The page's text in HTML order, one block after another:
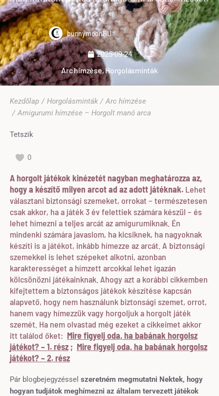
bunnymoonHU
2025-09-24
Arc hímzése,Horgolásminták
Ön itt van:
Kezdőlap Horgolásminták
Arc hímzése
Amigurumi hímzése – Horgolt manó arca
Tetszik
0
A horgolt játékok kinézetét nagyban meghatározza az,
hogy a készítő milyen arcot ad az adott játéknak. Lehet
választani biztonsági szemeket, orrokat – természetesen
csak akkor, ha a játék 3 év felettiek számára készül – és
lehet hímezni a teljes arcát az amigurumiknak. Én
mindenki számára javaslom, ha kicsiknek, ha nagyoknak
készíti is a játékot, inkább hímezze az arcát. A biztonsági
szemekkel is lehet szépeket alkotni, azonban
karakterességet a hímzett arcokkal lehet igazán
kölcsönözni játékainknak. Ahogy azt a korábbi cikkemben
kifejtettem a biztonságos játékok készítése kapcsán
alapvető, hogy nem használunk biztonsági szemet, orrot,
hanem vagy hímezzük vagy horgoljuk a horgolt játék
szemét. Ha nem olvastad még ezeket a cikkeimet akkor
itt találod őket: Mire figyelj oda, ha babának horgolsz
játékot? – 1. rész ; Mire figyelj oda, ha babának horgolsz
játékot? – 2. rész
Pár blogbejegyzéssel szeretném megmutatni Nektek, hogy
hogyan tudjátok meghímezni az általam tervezett játékok